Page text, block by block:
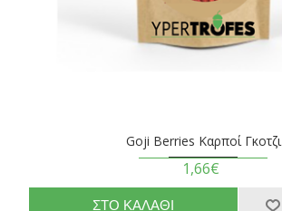
Goji Berries Καρποί Γκοτζι
1,66€